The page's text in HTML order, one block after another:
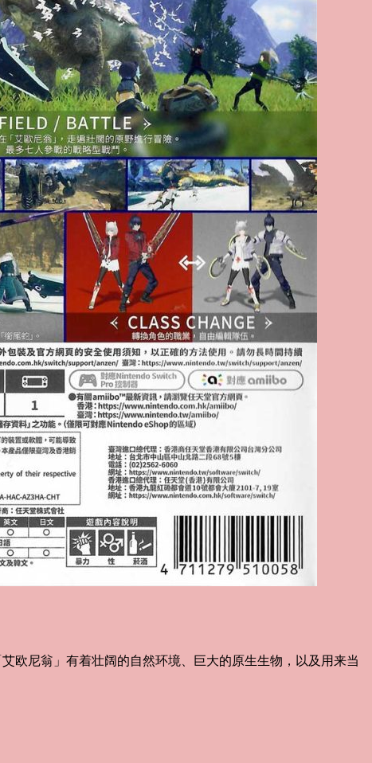
欧尼翁」有着壮阔的自然环境、巨大的原生生物，以及用来当